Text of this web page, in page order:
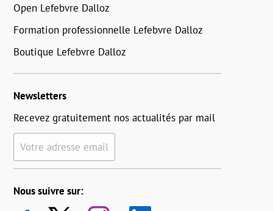
Open Lefebvre Dalloz
Formation professionnelle Lefebvre Dalloz
Boutique Lefebvre Dalloz
Newsletters
Recevez gratuitement nos actualités par mail
Votre adresse email
Nous suivre sur: